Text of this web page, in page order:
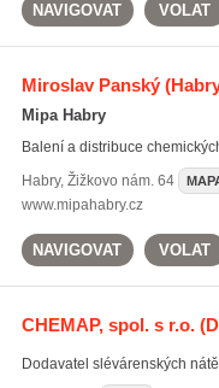
NAVIGOVAT VOLAT
Miroslav Panský
Mipa Habry
Balení a distribuce
Habry, Žižkovo nám. 64
www.mipahabry.cz
NAVIGOVAT VOLAT
CHEMAP, spol. s r.o.
Dodavatel slévárenských